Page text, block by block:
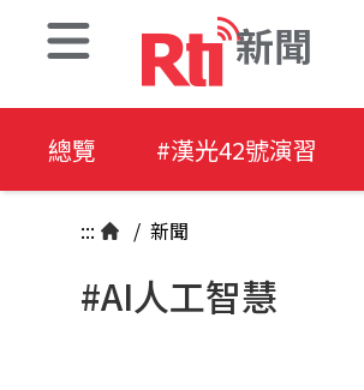
新聞
總覽 #漢光42號演習
::: / 新聞
#AI人工智慧